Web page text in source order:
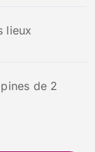
lieux
de 2